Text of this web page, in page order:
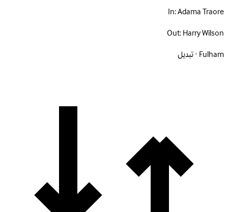
In:Adama Traore
Out:Harry Wilson
Fulham · تبديل